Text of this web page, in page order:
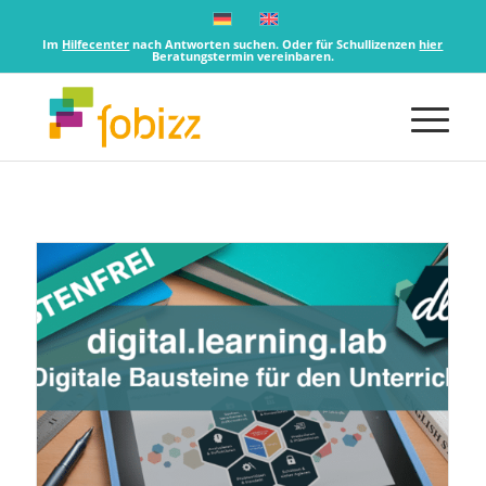
Im Hilfecenter nach Antworten suchen. Oder für Schullizenzenhier
Beratungstermin vereinbaren.